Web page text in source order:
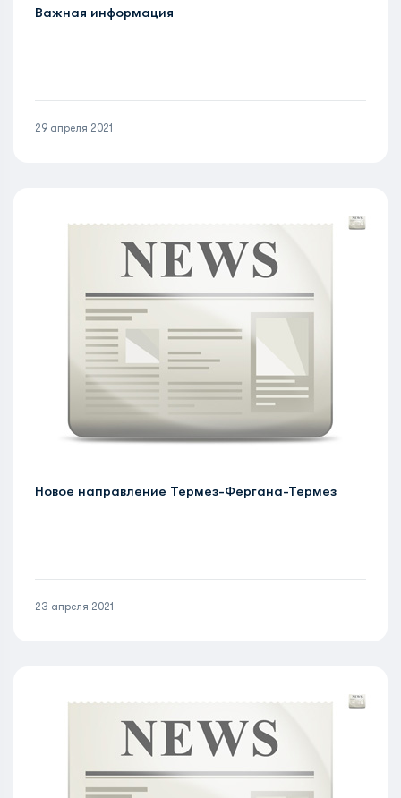
Важная информация
29 апреля 2021
Новое направление Термез-Фергана-Термез
23 апреля 2021